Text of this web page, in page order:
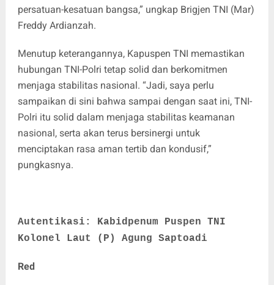
persatuan-kesatuan bangsa,” ungkap Brigjen TNI (Mar)
Freddy Ardianzah.
Menutup keterangannya, Kapuspen TNI memastikan
hubungan TNI-Polri tetap solid dan berkomitmen
menjaga stabilitas nasional. “Jadi, saya perlu
sampaikan di sini bahwa sampai dengan saat ini, TNI-
Polri itu solid dalam menjaga stabilitas keamanan
nasional, serta akan terus bersinergi untuk
menciptakan rasa aman tertib dan kondusif,”
pungkasnya.
Autentikasi: Kabidpenum Puspen TNI
Kolonel Laut (P) Agung Saptoadi
Red